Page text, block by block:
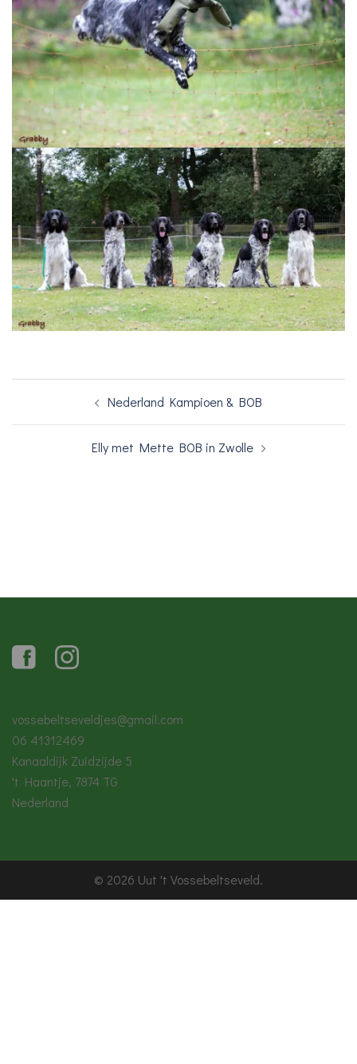
Nederland Kampioen & BOB
Elly met Mette BOB in Zwolle
vossebeltseveldjes@gmail.com
06 41312469
Kanaaldijk Zuidzijde 5
't Haantje, 7874 TG
Nederland
© 2026 Uut 't Vossebeltseveld.